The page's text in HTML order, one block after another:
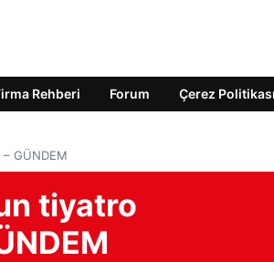
Rehberi Forum Çerez Politikası
GÜNDEM
tiyatro